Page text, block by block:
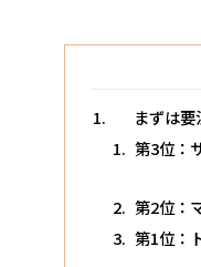
まずは
第3位：
第2位：
第1位：